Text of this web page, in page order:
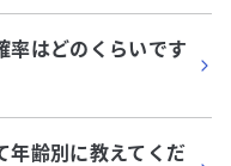
率はどのくらいです
年齢別に教えてくだ